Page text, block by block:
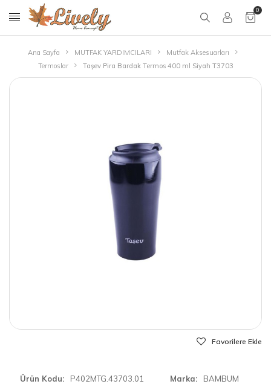
0
Ana Sayfa MUTFAK YARDIMCILARI
Mutfak Aksesuarları
Termoslar
Taşev Pira Bardak Termos 400 ml Siyah T3703
Favorilere Ekle
Ürün Kodu P402MTG.43703.01 Marka BAMBUM